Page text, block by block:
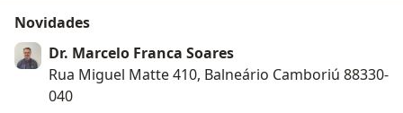
Novidades
Dr. Marcelo Franca Soares
Rua Miguel Matte 410, Balneário Camboriú 88330-
040